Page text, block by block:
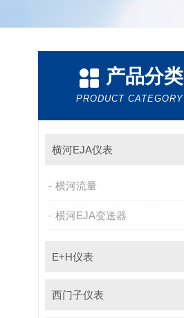
产品分类
PRODUCT CATEGORY
横河EJA仪表
横河流量
横河EJA变送器
E+H仪表
西门子仪表